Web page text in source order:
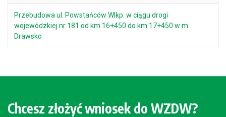
Przebudowa ul. Powstańców Wlkp. w ciągu drogi
wojewódzkiej nr 181 od km 16+450 do km 17+450 w m.
Drawsko
Chcesz złożyć wniosek do WZDW?